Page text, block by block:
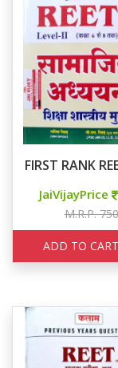
FIRST RANK
JaiVijayPrice
M.R.P. 750
ADD TO CART